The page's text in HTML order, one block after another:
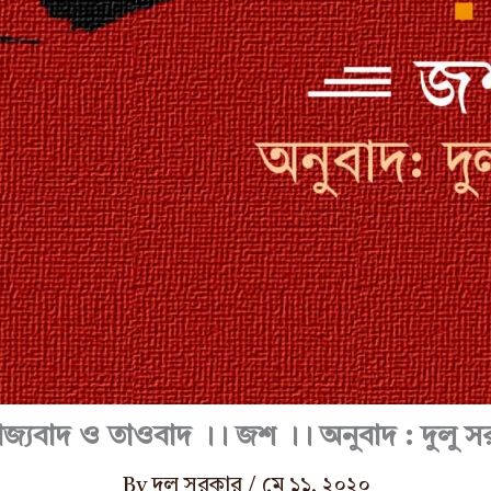
ও তাওবাদ ।। জশ ।। অনুবাদ : দুলু
By দুলু সরকার / মে ১১, ২০২০